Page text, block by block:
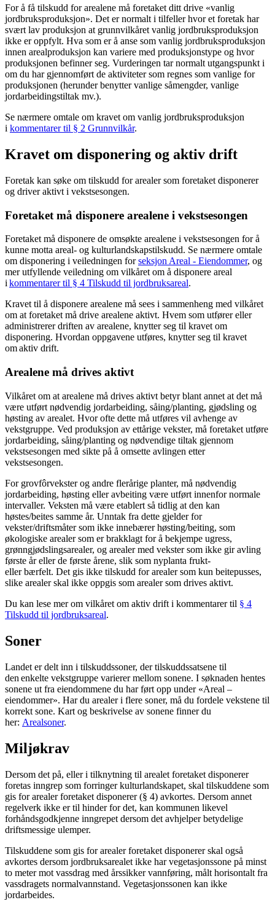
For å få tilskudd for arealene må foretaket ditt drive «vanlig
jordbruksproduksjon». Det er normalt i tilfeller hvor et foretak har
svært lav produksjon at grunnvilkåret vanlig jordbruksproduksjon
ikke er oppfylt. Hva som er å anse som vanlig jordbruksproduksjon
innen arealproduksjon kan variere med produksjonstype og hvor
produksjonen befinner seg. Vurderingen tar normalt utgangspunkt i
om du har gjennomført de aktiviteter som regnes som vanlige for
produksjonen (herunder benytter vanlige såmengder, vanlige
jordarbeidingstiltak mv.).
Se nærmere omtale om kravet om vanlig jordbruksproduksjon
i kommentarer til § 2 Grunnvilkår.
Kravet om disponering og aktiv drift
Foretak kan søke om tilskudd for arealer som foretaket disponerer
og driver aktivt i vekstsesongen.
Foretaket må disponere arealene i vekstsesongen
Foretaket må disponere de omsøkte arealene i vekstsesongen for å
kunne motta areal- og kulturlandskapstilskudd. Se nærmere omtale
om disponering i veiledningen forseksjon Areal - Eiendommer, og
mer utfyllende veiledning om vilkåret om å disponere areal
ikommentarer til § 4 Tilskudd til jordbruksareal.
Kravet til å disponere arealene må sees i sammenheng med vilkåret
om at foretaket må drive arealene aktivt. Hvem som utfører eller
administrerer driften av arealene, knytter seg til kravet om
disponering. Hvordan oppgavene utføres, knytter seg til kravet
om aktiv drift.
Arealene må drives aktivt
Vilkåret om at arealene må drives aktivt betyr blant annet at det må
være utført nødvendig jordarbeiding, såing/planting, gjødsling og
høsting av arealet. Hvor ofte dette må utføres vil avhenge av
vekstgruppe. Ved produksjon av ettårige vekster, må foretaket utføre
jordarbeiding, såing/planting og nødvendige tiltak gjennom
vekstsesongen med sikte på å omsette avlingen etter
vekstsesongen.
For grovfôrvekster og andre flerårige planter, må nødvendig
jordarbeiding, høsting eller avbeiting være utført innenfor normale
intervaller. Veksten må være etablert så tidlig at den kan
høstes/beites samme år. Unntak fra dette gjelder for
vekster/driftsmåter som ikke innebærer høsting/beiting, som
økologiske arealer som er brakklagt for å bekjempe ugress,
grønngjødslingsarealer, og arealer med vekster som ikke gir avling
første år eller de første årene, slik som nyplanta frukt-
eller bærfelt. Det gis ikke tilskudd for arealer som kun beitepusses,
slike arealer skal ikke oppgis som arealer som drives aktivt.
Du kan lese mer om vilkåret om aktiv drift i kommentarer til § 4
Tilskudd til jordbruksareal.
Soner
Landet er delt inn i tilskuddssoner, der tilskuddssatsene til
den enkelte vekstgruppe varierer mellom sonene. I søknaden hentes
sonene ut fra eiendommene du har ført opp under «Areal –
eiendommer». Har du arealer i flere soner, må du fordele vekstene til
korrekt sone. Kart og beskrivelse av sonene finner du
her: Arealsoner.
Miljøkrav
Dersom det på, eller i tilknytning til arealet foretaket disponerer
foretas inngrep som forringer kulturlandskapet, skal tilskuddene som
gis for arealer foretaket disponerer (§ 4) avkortes. Dersom annet
regelverk ikke er til hinder for det, kan kommunen likevel
forhåndsgodkjenne inngrepet dersom det avhjelper betydelige
driftsmessige ulemper.
Tilskuddene som gis for arealer foretaket disponerer skal også
avkortes dersom jordbruksarealet ikke har vegetasjonssone på minst
to meter mot vassdrag med årssikker vannføring, målt horisontalt fra
vassdragets normalvannstand. Vegetasjonssonen kan ikke
jordarbeides.